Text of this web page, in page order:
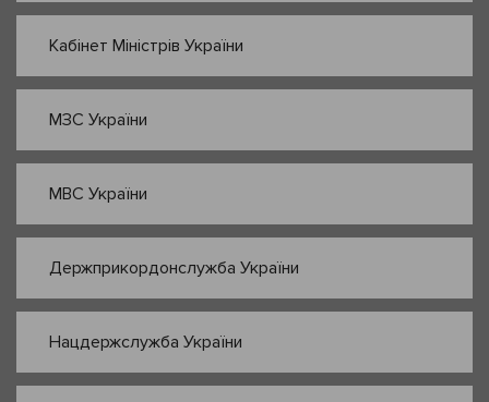
Кабінет Міністрів України
МЗС України
МВС України
Держприкордонслужба України
Нацдержслужба України